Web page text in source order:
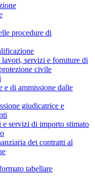
procedure di
servizi e forniture di
civile
e di ammissione dalle
giudicatrice e
servizi di importo stimato
dei contratti al
tabellare